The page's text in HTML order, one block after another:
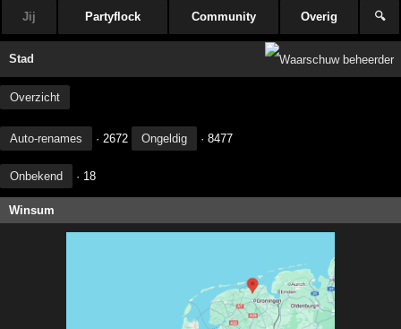
Jij Partyflock Community Overig 🔍
Stad
Overzicht
Auto-renames · 2672 Ongeldig · 8477
Onbekend · 18
Winsum